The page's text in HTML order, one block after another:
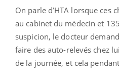
On parle d’HTA lorsque ces
au cabinet du médecin et
suspicion, le docteur
faire des auto-relevés chez
de la journée, et cela